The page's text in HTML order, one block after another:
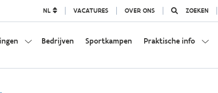
NL VACATURES OVER ONS ZOEKEN
Bedrijven Sportkampen Praktische info